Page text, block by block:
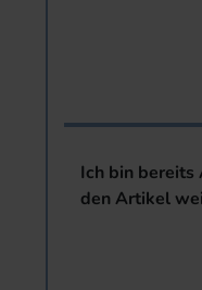
Ich bin bereits
den Artikel